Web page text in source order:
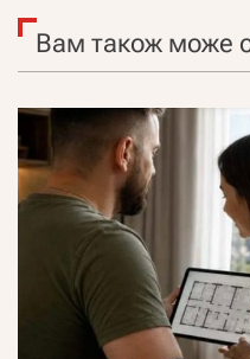
Вам також може